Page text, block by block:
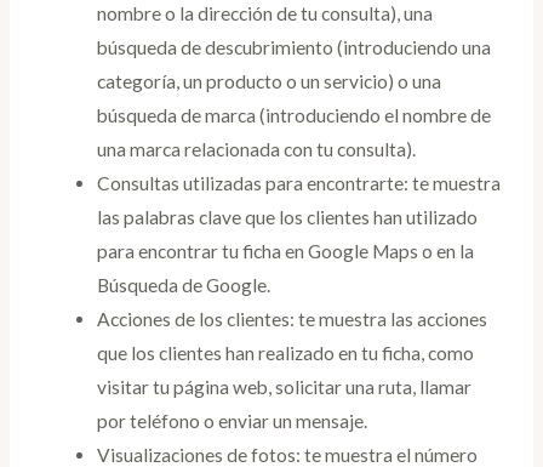
nombre o la dirección de tu consulta), una
búsqueda de descubrimiento (introduciendo una
categoría, un producto o un servicio) o una
búsqueda de marca (introduciendo el nombre de
una marca relacionada con tu consulta).
Consultas utilizadas para encontrarte: te muestra
las palabras clave que los clientes han utilizado
para encontrar tu ficha en Google Maps o en la
Búsqueda de Google.
Acciones de los clientes: te muestra las acciones
que los clientes han realizado en tu ficha, como
visitar tu página web, solicitar una ruta, llamar
por teléfono o enviar un mensaje.
Visualizaciones de fotos: te muestra el número